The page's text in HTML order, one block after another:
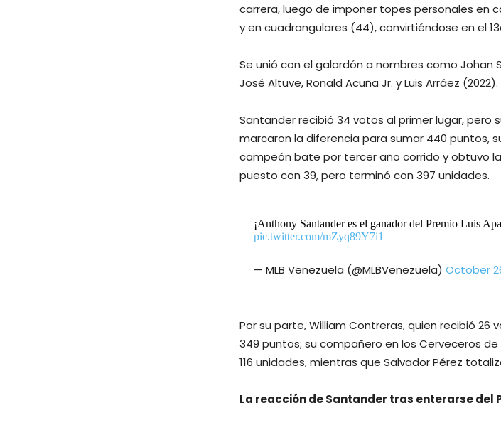
carrera, luego de imponer topes personales en
y en cuadrangulares (44), convirtiéndose en el
Se unió con el galardón a nombres como Johan
José Altuve, Ronald Acuña Jr. y Luis Arráez (2022).
Santander recibió 34 votos al primer lugar,
marcaron la diferencia para sumar 440 puntos,
campeón bate por tercer año corrido y obtuvo
puesto con 39, pero terminó con 397 unidades.
¡Anthony Santander es el ganador del Premio Luis
pic.twitter.com/mZyq89Y7i1
— MLB Venezuela (@MLBVenezuela)October
Por su parte, William Contreras, quien recibió
349 puntos; su compañero en los Cerveceros de
116 unidades, mientras que Salvador Pérez
La reacción de Santander tras enterarse del